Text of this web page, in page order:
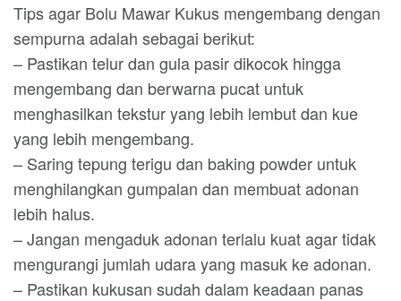
Tips agar Bolu Mawar Kukus mengembang dengan
sempurna adalah sebagai berikut:
– Pastikan telur dan gula pasir dikocok hingga
mengembang dan berwarna pucat untuk
menghasilkan tekstur yang lebih lembut dan kue
yang lebih mengembang.
– Saring tepung terigu dan baking powder untuk
menghilangkan gumpalan dan membuat adonan
lebih halus.
– Jangan mengaduk adonan terlalu kuat agar tidak
mengurangi jumlah udara yang masuk ke adonan.
– Pastikan kukusan sudah dalam keadaan panas